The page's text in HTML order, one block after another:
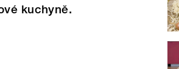
kuchyně.